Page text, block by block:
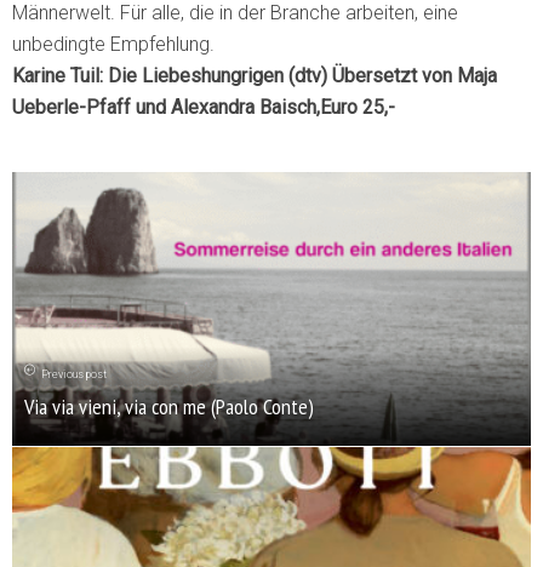
Männerwelt. Für alle, die in der Branche arbeiten, eine
unbedingte Empfehlung.
Karine Tuil: Die Liebeshungrigen (dtv) Übersetzt von Maja
Ueberle-Pfaff und Alexandra Baisch,Euro 25,-
Previous post
Via via vieni, via con me (Paolo Conte)